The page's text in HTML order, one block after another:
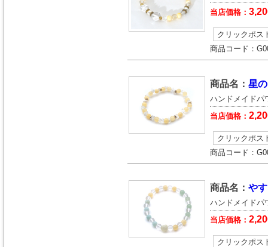
当店価格：
クリックポス
商品コード：
商品名： 星
ハンドメイド
当店価格：
クリックポス
商品コード：
商品名： や
ハンドメイド
当店価格：
クリックポス